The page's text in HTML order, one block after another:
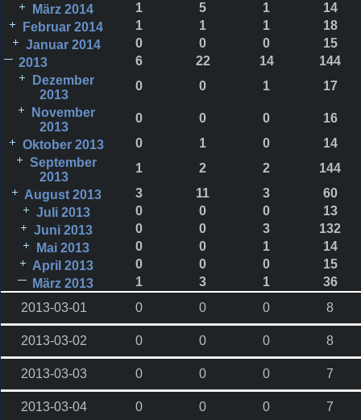
März 2014
1 5 1
14
Februar 2014
1 1 1
18
Januar 2014
0 0 0
15
2013
6 22 14
144
Dezember
2013
0 0 1
17
November
2013
0 0 0
16
Oktober 2013
0 1 0
14
September
2013
1 2 2
144
August 2013
3 11 3
60
Juli 2013
0 0 0
13
Juni 2013
0 0 3
132
Mai 2013
0 0 1
14
April 2013
0 0 0
15
März 2013
1 3 1
36
2013-03-01
0 0 0 8
2013-03-02 0 0 0 8
2013-03-03 0 0 0 7
2013-03-04 0 0 0 7